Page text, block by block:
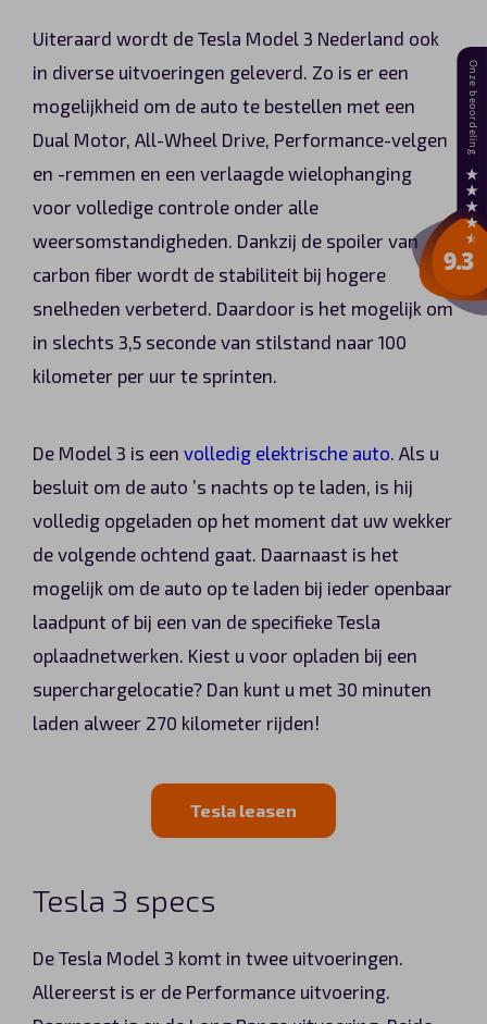
Uiteraard wordt de Tesla Model 3 Nederland ook
in diverse uitvoeringen geleverd. Zo is er een
mogelijkheid om de auto te bestellen met een
Dual Motor, All-Wheel Drive, Performance-velgen
en -remmen en een verlaagde wielophanging
voor volledige controle onder alle
weersomstandigheden. Dankzij de spoiler van
carbon fiber wordt de stabiliteit bij hogere
snelheden verbeterd. Daardoor is het mogelijk om
in slechts 3,5 seconde van stilstand naar 100
kilometer per uur te sprinten.
De Model 3 is een volledig elektrische auto . Als u
besluit om de auto ’s nachts op te laden, is hij
volledig opgeladen op het moment dat uw wekker
de volgende ochtend gaat. Daarnaast is het
mogelijk om de auto op te laden bij ieder openbaar
laadpunt of bij een van de specifieke Tesla
oplaadnetwerken. Kiest u voor opladen bij een
superchargelocatie? Dan kunt u met 30 minuten
laden alweer 270 kilometer rijden!
Tesla leasen
Tesla 3 specs
De Tesla Model 3 komt in twee uitvoeringen.
Allereerst is er de Performance uitvoering.